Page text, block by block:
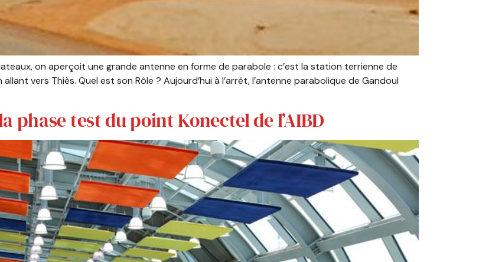
on aperçoit une grande antenne en forme de parabole : c’est la station terrienne de
vers Thiès. Quel est son Rôle ? Aujourd’hui à l’arrêt, l’antenne parabolique de Gandoul
phase test du point Konectel de l’AIBD